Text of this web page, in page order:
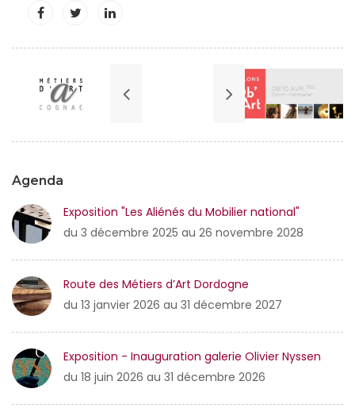
Agenda
Exposition "Les Aliénés du Mobilier national"
du 3 décembre 2025 au 26 novembre 2028
Route des Métiers d’Art Dordogne
du 13 janvier 2026 au 31 décembre 2027
Exposition - Inauguration galerie Olivier Nyssen
du 18 juin 2026 au 31 décembre 2026